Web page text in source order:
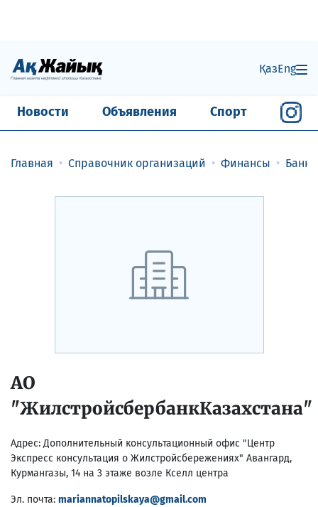
ҚазEng
Новости Объявления Спорт
Главная Справочник организаций Финансы Банки
АО
"ЖилстройсбербанкКазахстана"
Адрес: Дополнительный консультационный офис "Центр
Экспресс консультация о Жилстройсбережениях" Авангард,
Курмангазы, 14 на 3 этаже возле Кселл центра
Эл. почта: mariannatopilskaya@gmail.com